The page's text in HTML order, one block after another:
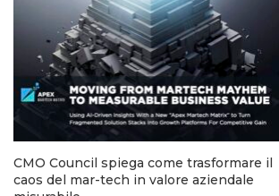
CMO Council spiega come trasformare il
caos del mar-tech in valore aziendale